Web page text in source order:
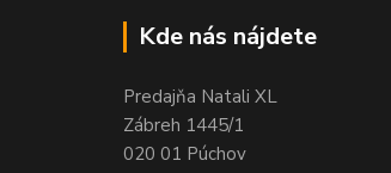
Kde nás nájdete
Predajňa Natali XL
Zábreh 1445/1
020 01 Púchov